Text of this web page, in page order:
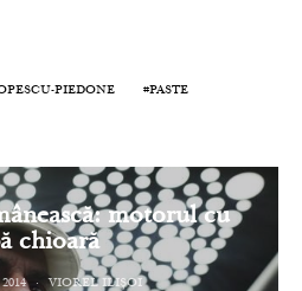
PIEDONE PASTE
motorul cu
chioară
VIOREL ILIȘOI